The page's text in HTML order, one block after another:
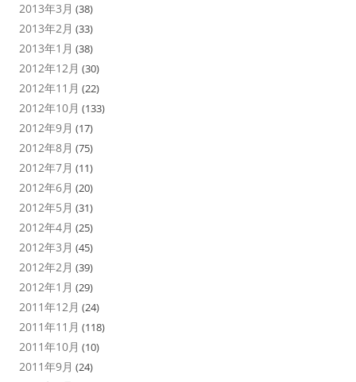
2013年3月 (38)
2013年2月 (33)
2013年1月 (38)
2012年12月 (30)
2012年11月 (22)
2012年10月 (133)
2012年9月 (17)
2012年8月 (75)
2012年7月 (11)
2012年6月 (20)
2012年5月 (31)
2012年4月 (25)
2012年3月 (45)
2012年2月 (39)
2012年1月 (29)
2011年12月 (24)
2011年11月 (118)
2011年10月 (10)
2011年9月 (24)